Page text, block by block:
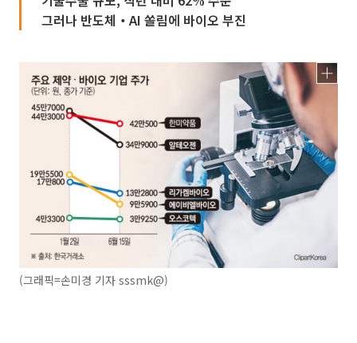
그러나 반도체‧AI 쏠림에 바이오 부진
(그래픽=손미경 기자 sssmk@)